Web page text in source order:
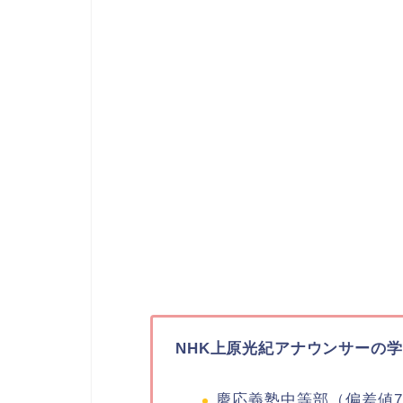
NHK上原光紀アナウンサーの